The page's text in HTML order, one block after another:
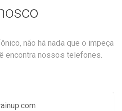
não há nada que o impeça
encontra nossos telefones.